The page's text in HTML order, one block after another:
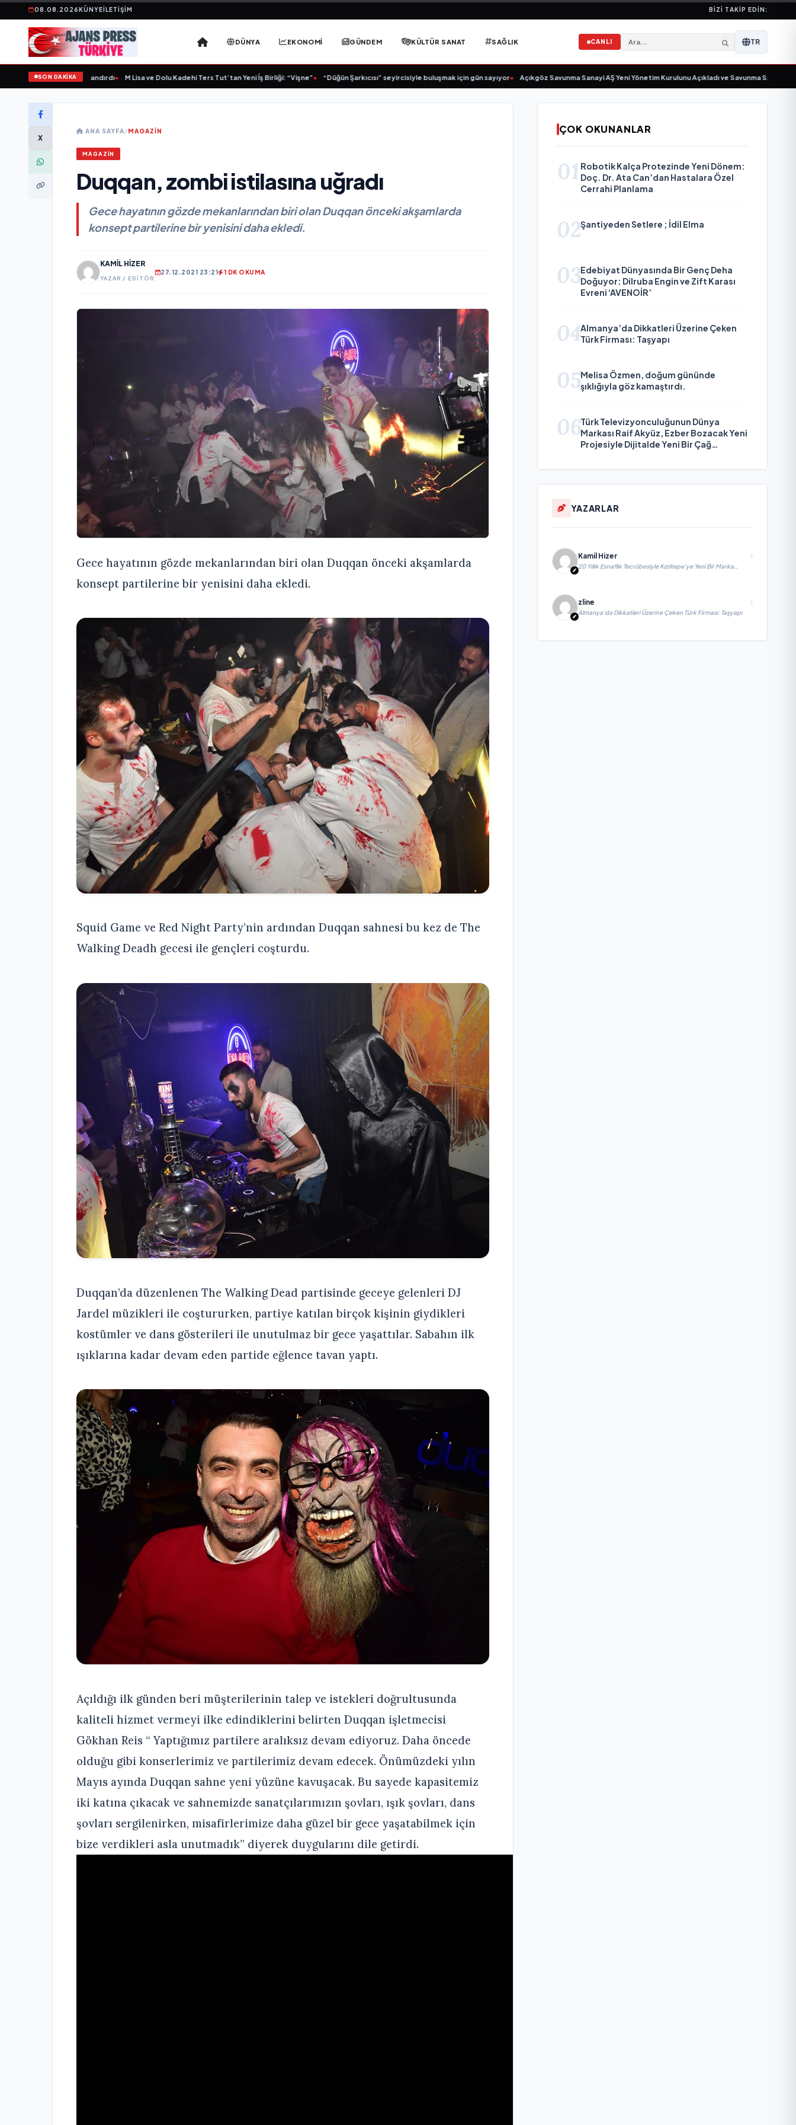
08.08.2026KÜNYEİLETIŞIM BIZI TAKIP EDIN:
DÜNYA EKONOMİ GÜNDEM KÜLTÜR SANAT SAĞLIK CANLI TR
SON DAKİKA
Yeni Bir Marka Kazandırdı• M Lisa ve Dolu Kadehi Ters Tut’tan Yeni İş Birliği: “Vişne”• “Düğün Şarkıcısı” seyircisiyle buluşmak için gün sayıyor• Açıkgöz Savunma Sanayi AŞ Yeni Yönetim Kurulunu Açıkladı ve Savunma Sanayinde
X
ANA SAYFA/MAGAZİN
MAGAZİN
Duqqan, zombi istilasına uğradı
Gece hayatının gözde mekanlarından biri olan Duqqan önceki akşamlarda
konsept partilerine bir yenisini daha ekledi.
KAMIL HIZER
YAZAR / EDITÖR
27.12.2021 23:21 1 DK OKUMA
Gece hayatının gözde mekanlarından biri olan Duqqan önceki akşamlarda
konsept partilerine bir yenisini daha ekledi.
Squid Game ve Red Night Party’nin ardından Duqqan sahnesi bu kez de The
Walking Deadh gecesi ile gençleri coşturdu.
Duqqan’da düzenlenen The Walking Dead partisinde geceye gelenleri DJ
Jardel müzikleri ile coştururken, partiye katılan birçok kişinin giydikleri
kostümler ve dans gösterileri ile unutulmaz bir gece yaşattılar. Sabahın ilk
ışıklarına kadar devam eden partide eğlence tavan yaptı.
Açıldığı ilk günden beri müşterilerinin talep ve istekleri doğrultusunda
kaliteli hizmet vermeyi ilke edindiklerini belirten Duqqan işletmecisi
Gökhan Reis “ Yaptığımız partilere aralıksız devam ediyoruz. Daha öncede
olduğu gibi konserlerimiz ve partilerimiz devam edecek. Önümüzdeki yılın
Mayıs ayında Duqqan sahne yeni yüzüne kavuşacak. Bu sayede kapasitemiz
iki katına çıkacak ve sahnemizde sanatçılarımızın şovları, ışık şovları, dans
şovları sergilenirken, misafirlerimize daha güzel bir gece yaşatabilmek için
bize verdikleri asla unutmadık” diyerek duygularını dile getirdi.
ÇOK OKUNANLAR
01 Robotik Kalça Protezinde Yeni Dönem:
Doç. Dr. Ata Can’dan Hastalara Özel
Cerrahi Planlama
02Şantiyeden Setlere ; İdil Elma
03Edebiyat Dünyasında Bir Genç Deha
Doğuyor: Dilruba Engin ve Zift Karası
Evreni ‘AVENOİR’
04Almanya’da Dikkatleri Üzerine Çeken
Türk Firması: Taşyapı
05Melisa Özmen, doğum gününde
şıklığıyla göz kamaştırdı.
06Türk Televizyonculuğunun Dünya
Markası Raif Akyüz, Ezber Bozacak Yeni
Projesiyle Dijitalde Yeni Bir Çağ
YAZARLAR
Kamil Hizer
20 Yıllık Esnaflık Tecrübesiyle Kızıltepe'ye Yeni Bir Marka
Kazandırdı
zline
Almanya’da Dikkatleri Üzerine Çeken Türk Firması: Taşyapı